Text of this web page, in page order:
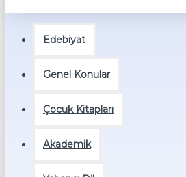
Edebiyat
Genel Konular
Çocuk Kitapları
Akademik